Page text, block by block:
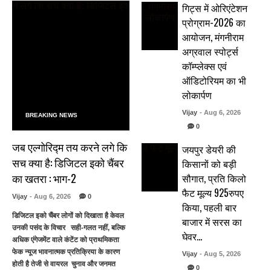
BREAKING NEWS
जब एल्गोरिद्म तय करने लगे कि
सच क्या है: डिजिटल इको चैंबर
का खतरा : भाग-2
Vijay - Aug 6, 2026 0
डिजिटल इको चैंबर लोगों को दिखाता है केवल
उनकी पसंद के विचार सही-गलत नहीं, बल्कि
अधिक एंगेजमेंट वाले कंटेंट को प्राथमिकता
फेक न्यूज भावनात्मक प्रतिक्रिया के कारण
होती है तेजी से वायरल चुनाव और जनमत
गिट्स में ओरिएंटेशन
प्रोग्राम-2026 का
आयोजन, मंगनीराम
अग्रवाल स्पोर्ट्स
कॉम्प्लेक्स एवं
ऑडिटोरियम का भी
लोकार्पण
Vijay - Aug 6, 2026
0
जयपुर डेयरी की
किसानों को बड़ी
सौगात, प्रति किलो
फैट मूल्य 925रुपए
किया, पहली बार
बाजार में सरस का
घेवर…
Vijay - Aug 5, 2026
0